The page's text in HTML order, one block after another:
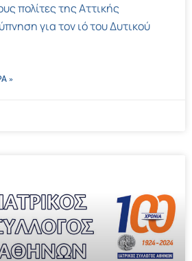
πολίτες της Αττικής
για τον ιό του Δυτικού
»